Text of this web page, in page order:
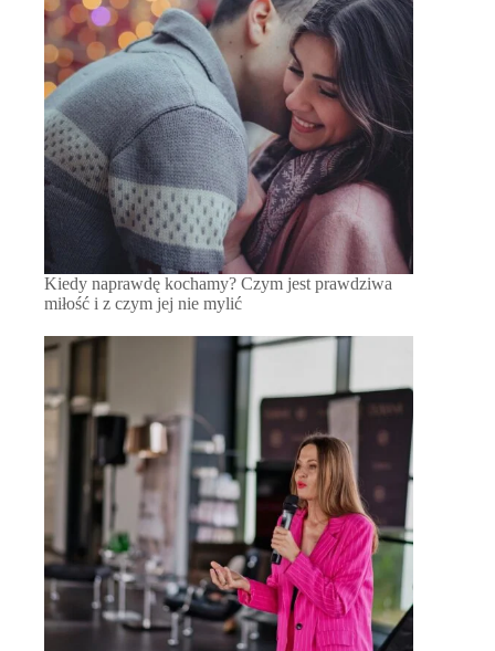
Kiedy naprawdę kochamy? Czym jest prawdziwa
miłość i z czym jej nie mylić